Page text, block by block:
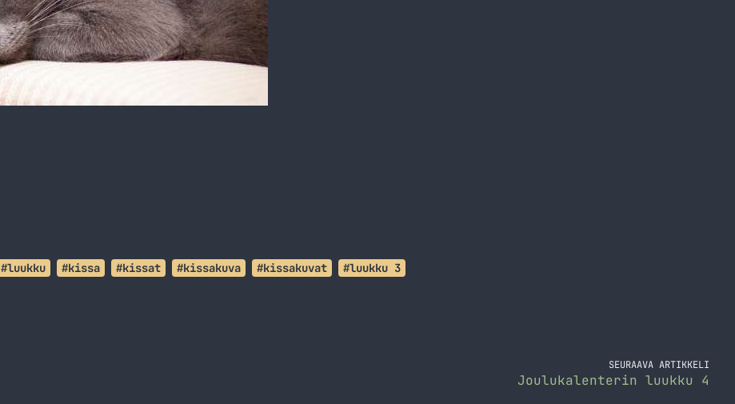
#luukku #kissa #kissat #kissakuva #kissakuvat #luukku 3
SEURAAVA ARTIKKELI
Joulukalenterin luukku 4